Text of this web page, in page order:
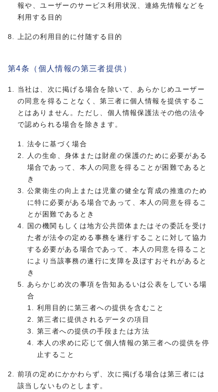
報や、ユーザーのサービス利用状況、連絡先情報などを
利用する目的
上記の利用目的に付随する目的
第4条（個人情報の第三者提供）
当社は、次に掲げる場合を除いて、あらかじめユーザー
の同意を得ることなく、第三者に個人情報を提供するこ
とはありません。ただし、個人情報保護法その他の法令
で認められる場合を除きます。
法令に基づく場合
人の生命、身体または財産の保護のために必要がある
場合であって、本人の同意を得ることが困難であると
き
公衆衛生の向上または児童の健全な育成の推進のため
に特に必要がある場合であって、本人の同意を得るこ
とが困難であるとき
国の機関もしくは地方公共団体またはその委託を受け
た者が法令の定める事務を遂行することに対して協力
する必要がある場合であって、本人の同意を得ること
により当該事務の遂行に支障を及ぼすおそれがあると
き
あらかじめ次の事項を告知あるいは公表をしている場
合
利用目的に第三者への提供を含むこと
第三者に提供されるデータの項目
第三者への提供の手段または方法
本人の求めに応じて個人情報の第三者への提供を停
止すること
前項の定めにかかわらず、次に掲げる場合は第三者には
該当しないものとします。